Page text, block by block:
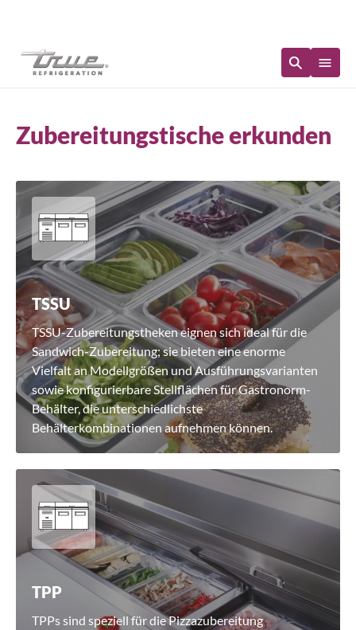
Zubereitungstische erkunden
TSSU
TSSU-Zubereitungstheken eignen sich ideal für die
Sandwich-Zubereitung; sie bieten eine enorme
Vielfalt an Modellgrößen und Ausführungsvarianten
sowie konfigurierbare Stellflächen für Gastronorm-
Behälter, die unterschiedlichste
Behälterkombinationen aufnehmen können.
TPP
TPPs sind speziell für die Pizzazubereitung